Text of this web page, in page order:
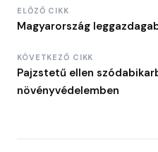
ELŐZŐ CIKK
Magyarország
KÖVETKEZŐ CIKK
Pajzstetű ellen
növényvédelemben